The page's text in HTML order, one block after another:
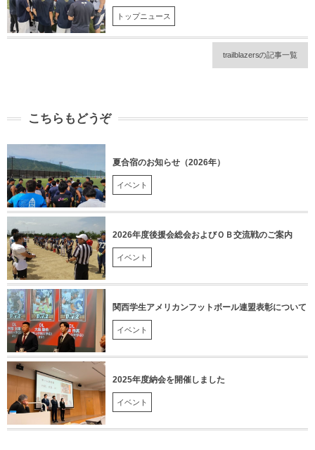
トップニュース
trailblazersの記事一覧
こちらもどうぞ
夏合宿のお知らせ（2026年）
イベント
2026年度後援会総会およびＯＢ交流戦のご案内
イベント
関西学生アメリカンフットボール連盟表彰について
イベント
2025年度納会を開催しました
イベント